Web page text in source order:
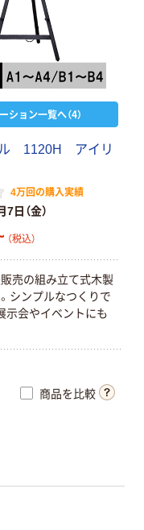
ション一覧へ（4）
ル 1120H アイリ
4万回の購入実績
7日（金）
（税込）
売の組み立て式木製
シンプルなつくりで
示会やイベントにも
商品を比較